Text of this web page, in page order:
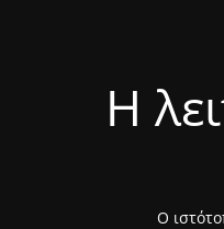
Η
Ο